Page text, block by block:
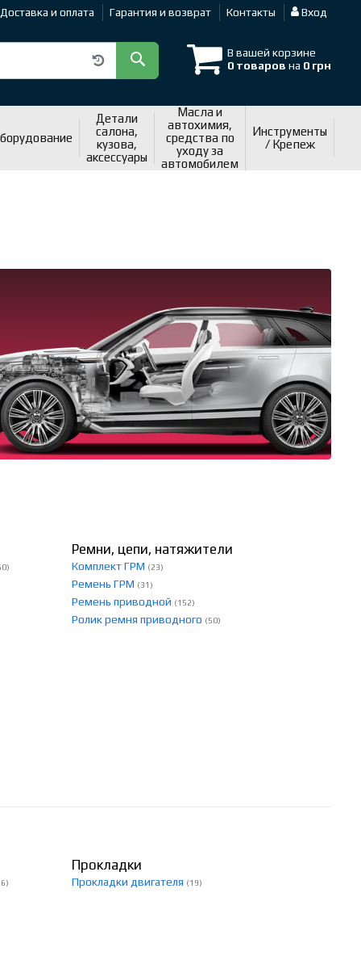
Доставка и оплата Гарантия и возврат Контакты Вход
В вашей корзине
0 товаров на 0 грн
Детали
салона,
кузова,
аксессуары
Масла и
автохимия,
средства по
уходу за
автомобилем
Инструменты
/ Крепеж
Ремни, цепи, натяжители
Комплект ГРМ (23)
Ремень ГРМ (31)
Ремень приводной (152)
Ролик ремня приводного (50)
Прокладки
Прокладки двигателя (19)